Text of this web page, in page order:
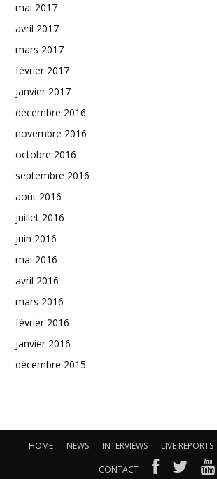
mai 2017
avril 2017
mars 2017
février 2017
janvier 2017
décembre 2016
novembre 2016
octobre 2016
septembre 2016
août 2016
juillet 2016
juin 2016
mai 2016
avril 2016
mars 2016
février 2016
janvier 2016
décembre 2015
HOME NEWS INTERVIEWS LIVE REPORTS
CONTACT